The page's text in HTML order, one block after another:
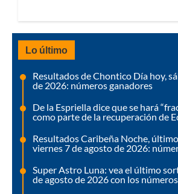
Lo último
Resultados de Chontico Día hoy,
de 2026: números ganadores
De la Espriella dice que se hará
como parte de la recuperación de
Resultados Caribeña Noche,
viernes 7 de agosto de 2026:
Super Astro Luna: vea el último
de agosto de 2026 con los